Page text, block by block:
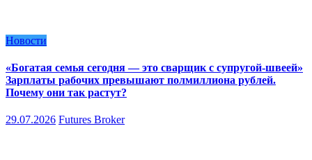
Новости
«Богатая семья сегодня — это сварщик с супругой-швеей»
Зарплаты рабочих превышают полмиллиона рублей.
Почему они так растут?
29.07.2026 Futures Broker